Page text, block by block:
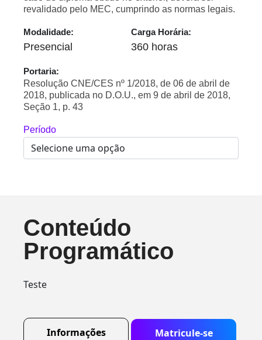
revalidado pelo MEC, cumprindo as normas legais.
Modalidade:
Presencial
Carga Horária:
360 horas
Portaria:
Resolução CNE/CES nº 1/2018, de 06 de abril de
2018, publicada no D.O.U., em 9 de abril de 2018,
Seção 1, p. 43
Período
Conteúdo
Programático
Teste
Informações Matricule-se